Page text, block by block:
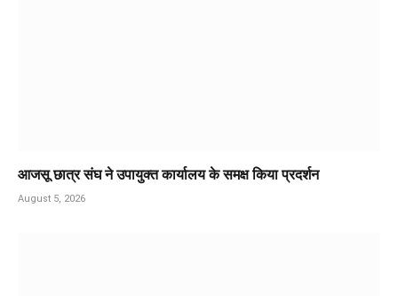
आजसू छात्र संघ ने उपायुक्त कार्यालय के समक्ष किया प्रदर्शन
August 5, 2026